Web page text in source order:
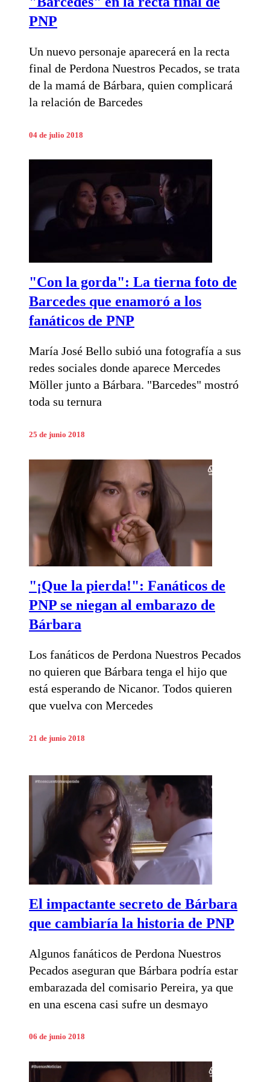
PNP
Un nuevo personaje aparecerá en la recta
final de Perdona Nuestros Pecados, se trata
de la mamá de Bárbara, quien complicará
la relación de Barcedes
04 de julio 2018
"Con la gorda": La tierna foto de
Barcedes que enamoró a los
fanáticos de PNP
María José Bello subió una fotografía a sus
redes sociales donde aparece Mercedes
Möller junto a Bárbara. "Barcedes" mostró
toda su ternura
25 de junio 2018
"¡Que la pierda!": Fanáticos de
PNP se niegan al embarazo de
Bárbara
Los fanáticos de Perdona Nuestros Pecados
no quieren que Bárbara tenga el hijo que
está esperando de Nicanor. Todos quieren
que vuelva con Mercedes
21 de junio 2018
El impactante secreto de Bárbara
que cambiaría la historia de PNP
Algunos fanáticos de Perdona Nuestros
Pecados aseguran que Bárbara podría estar
embarazada del comisario Pereira, ya que
en una escena casi sufre un desmayo
06 de junio 2018